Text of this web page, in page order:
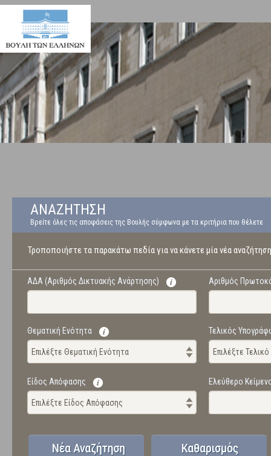
ΑΝΑΖΗΤΗΣΗ
Βρείτε όλες τις αποφάσεις της Βουλής σύμφωνα με τα κριτήρια που θέλετε
Τροποποιήστε τα παρακάτω πεδία για να κάνετε μία νέα αναζήτηση
ΑΔΑ (Αριθμός Δικτυακής Ανάρτησης) Αριθμός
Θεματική Ενότητα
Επιλέξτε Θεματική Ενότητα
Τελικός
Επιλέξτε
Είδος Απόφασης
Επιλέξτε Είδος Απόφασης
Ελεύθερο